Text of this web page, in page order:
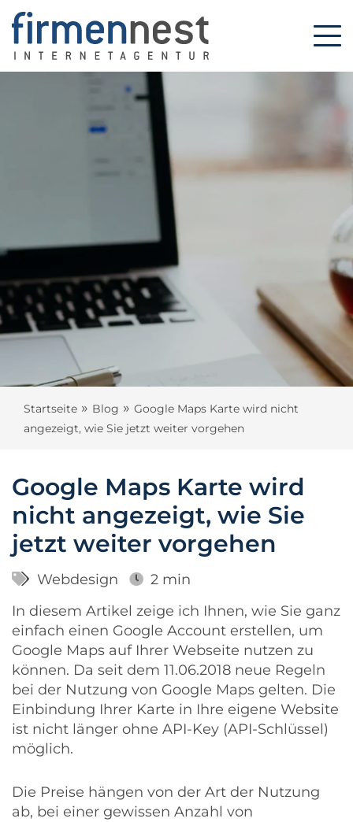
Startseite » Blog » Google Maps Karte wird nicht
angezeigt, wie Sie jetzt weiter vorgehen
Google Maps Karte wird
nicht angezeigt, wie Sie
jetzt weiter vorgehen
Webdesign
2 min
In diesem Artikel zeige ich Ihnen, wie Sie ganz
einfach einen Google Account erstellen, um
Google Maps auf Ihrer Webseite nutzen zu
können. Da seit dem 11.06.2018 neue Regeln
bei der Nutzung von Google Maps gelten. Die
Einbindung Ihrer Karte in Ihre eigene Website
ist nicht länger ohne API-Key (API-Schlüssel)
möglich.
Die Preise hängen von der Art der Nutzung
ab, bei einer gewissen Anzahl von